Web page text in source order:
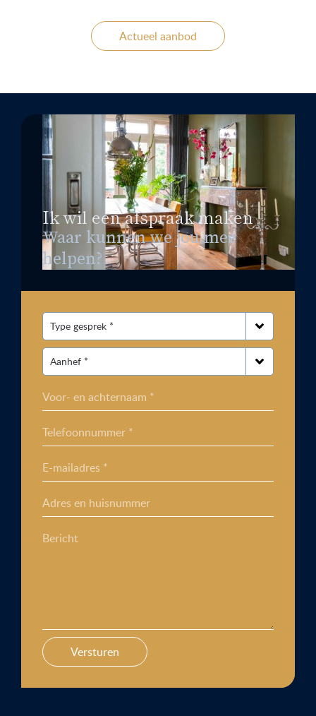
Actueel aanbod
Ik wil een afspraak maken
Waar kunnen we jou mee
helpen?
Voor- en achternaam *
Telefoonnummer *
E-mailadres *
Adres en huisnummer
Bericht
Versturen